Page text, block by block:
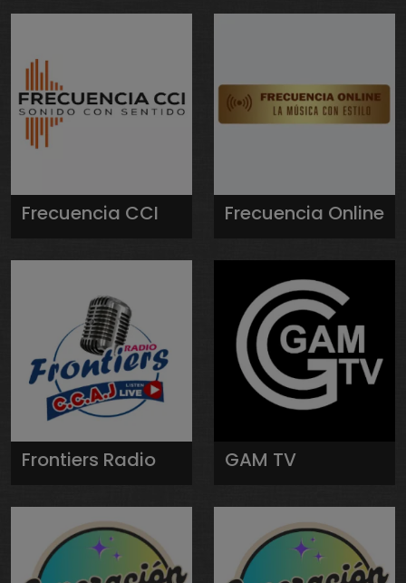
Frecuencia CCI Frecuencia Online
Frontiers Radio GAM TV